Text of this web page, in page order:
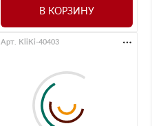
В КОРЗИНУ
Арт. KliKi-40403